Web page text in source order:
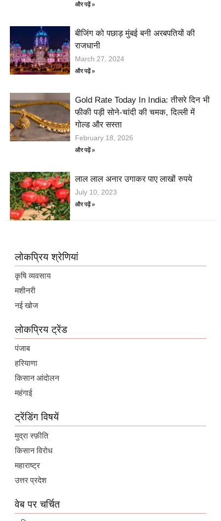
और पढ़ें »
बीजिंग को पछाड़ मुंबई बनी अरबपतियों की
राजधानी
March 27, 2024
और पढ़ें »
Gold Rate Today In India: तीसरे दिन भी
फीकी पड़ी सोने-चांदी की चमक, दिल्ली में
गोल्ड और सस्ता
February 18, 2026
और पढ़ें »
लाल लाल अनार उगाकर पाए लाखों रुपये
July 10, 2023
और पढ़ें »
लोकप्रिय श्रेणियां
कृषि व्यवसाय
मशीनरी
नई खोज
लोकप्रिय ट्रेंड
पंजाब
हरियाणा
किसान आंदोलन
महंगाई
ट्रेंडिंग विषयें
मुद्रा स्फ़ीति
किसान विरोध
महाराष्ट्र
उत्तर प्रदेश
वेब पर चर्चित